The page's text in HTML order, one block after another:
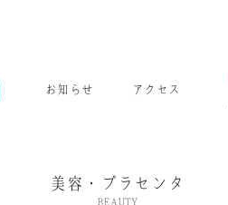
お知らせ アクセス
美容・プラセンタ
BEAUTY